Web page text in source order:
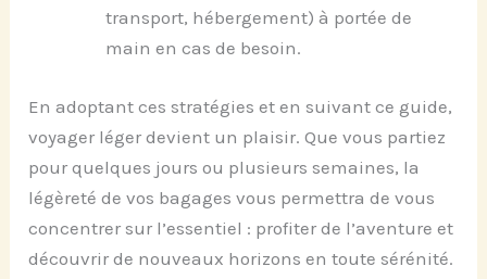
transport, hébergement) à portée de
main en cas de besoin.
En adoptant ces stratégies et en suivant ce guide,
voyager léger devient un plaisir. Que vous partiez
pour quelques jours ou plusieurs semaines, la
légèreté de vos bagages vous permettra de vous
concentrer sur l’essentiel : profiter de l’aventure et
découvrir de nouveaux horizons en toute sérénité.